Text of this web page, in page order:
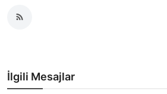
İlgili Mesajlar